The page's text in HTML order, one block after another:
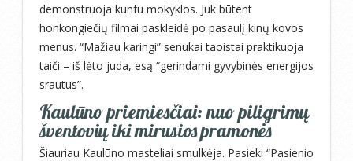
demonstruoja kunfu mokyklos. Juk būtent
honkongiečių filmai paskleidė po pasaulį kinų kovos
menus. “Mažiau karingi” senukai taoistai praktikuoja
taiči – iš lėto juda, esą “gerindami gyvybinės energijos
srautus”.
Kaulūno priemiesčiai: nuo piligrimų
šventovių iki mirusios pramonės
Šiauriau Kaulūno masteliai smulkėja. Pasieki “Pasienio